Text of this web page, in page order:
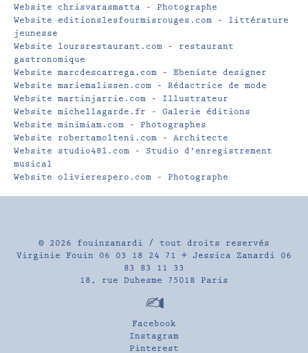
Website chrisvarasmatta – Photographe
Website editionslesfourmisrouges.com – littérature
jeunesse
Website loursrestaurant.com – restaurant
gastronomique
Website marcdescarrega.com – Ebeniste designer
Website mariemalissen.com – Rédactrice de mode
Website martinjarrie.com – Illustrateur
Website michellagarde.fr – Galerie éditions
Website minimiam.com – Photographes
Website robertamolteni.com – Architecte
Website studio48l.com – Studio d’enregistrement
musical
Website olivierespero.com – Photographe
© 2026 fouinzanardi / tout droits reservés
Virginie Fouin 06 03 18 24 71 + Jessica Zanardi 06
83 83 11 33
18, rue Duhesme 75018 Paris
Facebook
Instagram
Pinterest